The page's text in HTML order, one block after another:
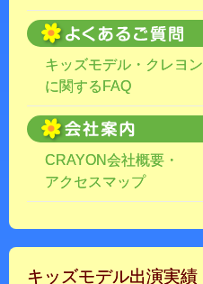
キッズモデル・クレヨン
に関するFAQ
CRAYON会社概要・
アクセスマップ
キッズモデル出演実績